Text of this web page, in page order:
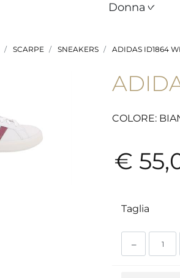
Donna
SCARPE SNEAKERS ADIDAS ID1864
COLORE:
€
Taglia